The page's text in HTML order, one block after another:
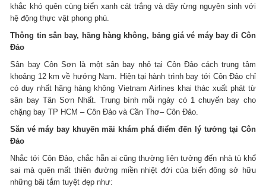
khắc khó quên cùng biển xanh cát trắng và dãy rừng nguyên sinh với
hệ động thực vật phong phú.
Thông tin sân bay, hãng hàng không, bảng giá vé máy bay đi Côn
Đảo
Sân bay Côn Sơn là một sân bay nhỏ tại Côn Đảo cách trung tâm
khoảng 12 km về hướng Nam. Hiện tại hành trình bay tới Côn Đảo chỉ
có duy nhất hãng hàng không Vietnam Airlines khai thác xuất phát từ
sân bay Tân Sơn Nhất. Trung bình mỗi ngày có 1 chuyến bay cho
chặng bay TP HCM – Côn Đảo và Cần Thơ– Côn Đảo.
Săn vé máy bay khuyến mãi khám phá điểm đến lý tưởng tại Côn
Đảo
Nhắc tới Côn Đảo, chắc hẵn ai cũng thường liên tưởng đến nhà tù khổ
sai mà quên mất thiên đường miền nhiệt đới của biển đông sở hữu
những bãi tắm tuyệt đẹp như: